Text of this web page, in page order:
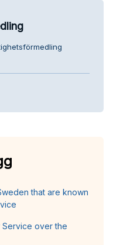
that are known
Service over the